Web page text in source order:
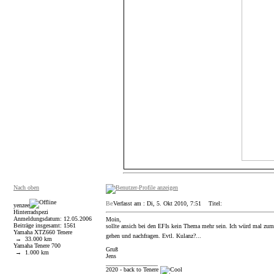
Nach oben
yenzee
Hinterradspezi
Anmeldungsdatum: 12.05.2006
Beiträge insgesamt: 1561
Yamaha XTZ660 Tenere
→ 33.000 km
Yamaha Tenere 700
→ 1.000 km
Verfasst am : Di, 5. Okt 2010, 7:51 Titel:
Moin,
sollte ansich bei den EFIs kein Thema mehr sein. Ich würd mal
gehen und nachfragen. Evtl. Kulanz?...
Gruß
Jens
2020 - back to Tenere